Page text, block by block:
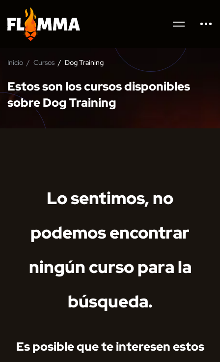
Inicio Cursos Dog Training
Estos son los cursos disponibles
sobre Dog Training
Lo sentimos, no
podemos encontrar
ningún curso para la
búsqueda.
Es posible que te interesen estos